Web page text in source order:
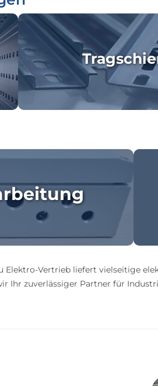
Elektro-Vertrieb liefert vielseitige
Ihr zuverlässiger Partner für